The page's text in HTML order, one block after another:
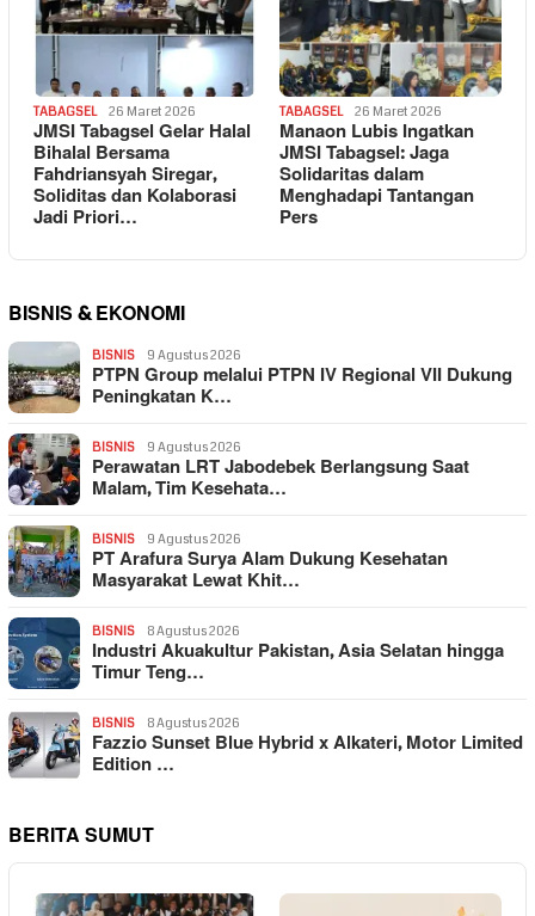
TABAGSEL 26 Maret 2026
JMSI Tabagsel Gelar Halal
Bihalal Bersama
Fahdriansyah Siregar,
Soliditas dan Kolaborasi
Jadi Priori…
TABAGSEL 26 Maret 2026
Manaon Lubis Ingatkan
JMSI Tabagsel: Jaga
Solidaritas dalam
Menghadapi Tantangan
Pers
BISNIS & EKONOMI
BISNIS 9 Agustus 2026
PTPN Group melalui PTPN IV Regional VII Dukung
Peningkatan K…
BISNIS 9 Agustus 2026
Perawatan LRT Jabodebek Berlangsung Saat
Malam, Tim Kesehata…
BISNIS 9 Agustus 2026
PT Arafura Surya Alam Dukung Kesehatan
Masyarakat Lewat Khit…
BISNIS 8 Agustus 2026
Industri Akuakultur Pakistan, Asia Selatan hingga
Timur Teng…
BISNIS 8 Agustus 2026
Fazzio Sunset Blue Hybrid x Alkateri, Motor Limited
Edition …
BERITA SUMUT